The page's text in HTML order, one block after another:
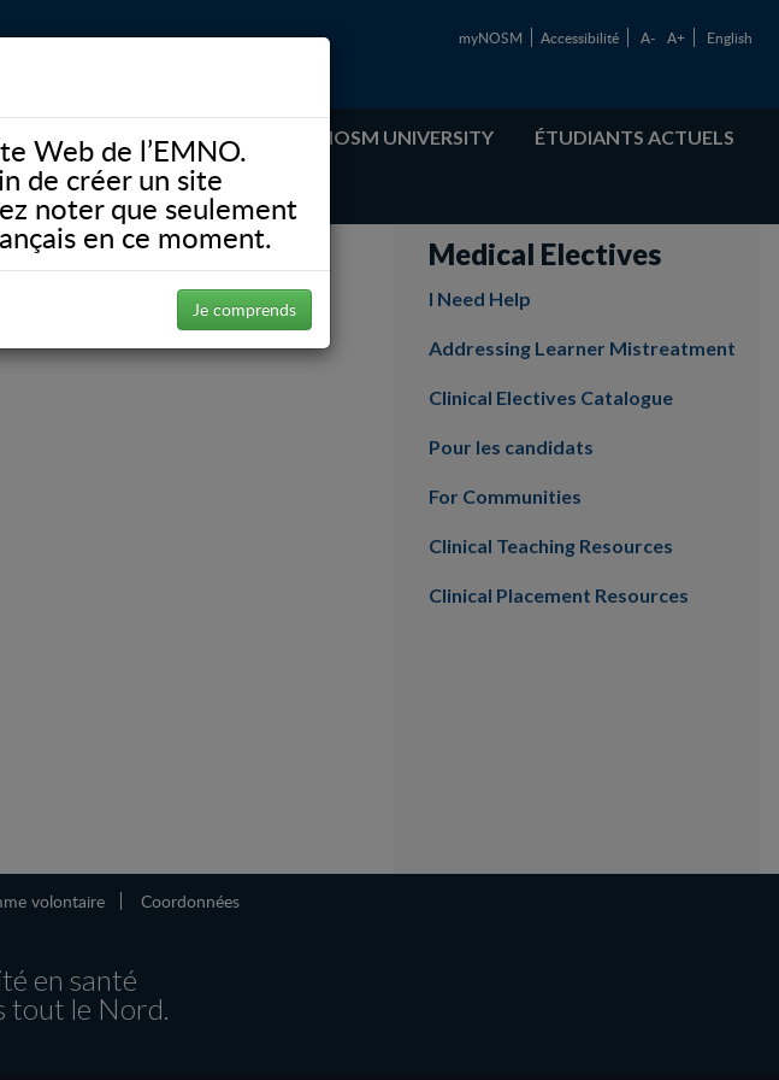
Web de l’EMNO.
de créer un site
noter que seulement
en ce moment.
Je comprends
myNOSM Accessibilité A- A+ English
DONATE ABOUT NOSM UNIVERSITY ÉTUDIANTS ACTUELS
Medical Electives
I Need Help
Addressing Learner Mistreatment
Clinical Electives Catalogue
Pour les candidats
For Communities
Clinical Teaching Resources
Clinical Placement Resources
volontaire Coordonnées
en santé
tout le Nord.